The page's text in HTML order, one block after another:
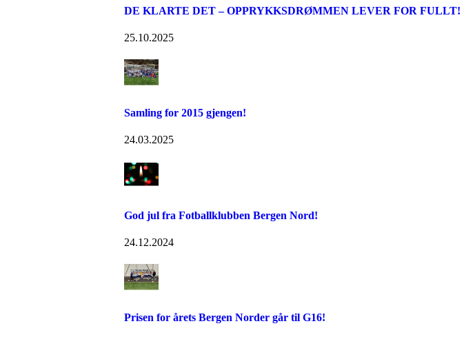
DE KLARTE DET – OPPRYKKSDRØMMEN LEVER FOR FULLT!
25.10.2025
Samling for 2015 gjengen!
24.03.2025
God jul fra Fotballklubben Bergen Nord!
24.12.2024
Prisen for årets Bergen Norder går til G16!